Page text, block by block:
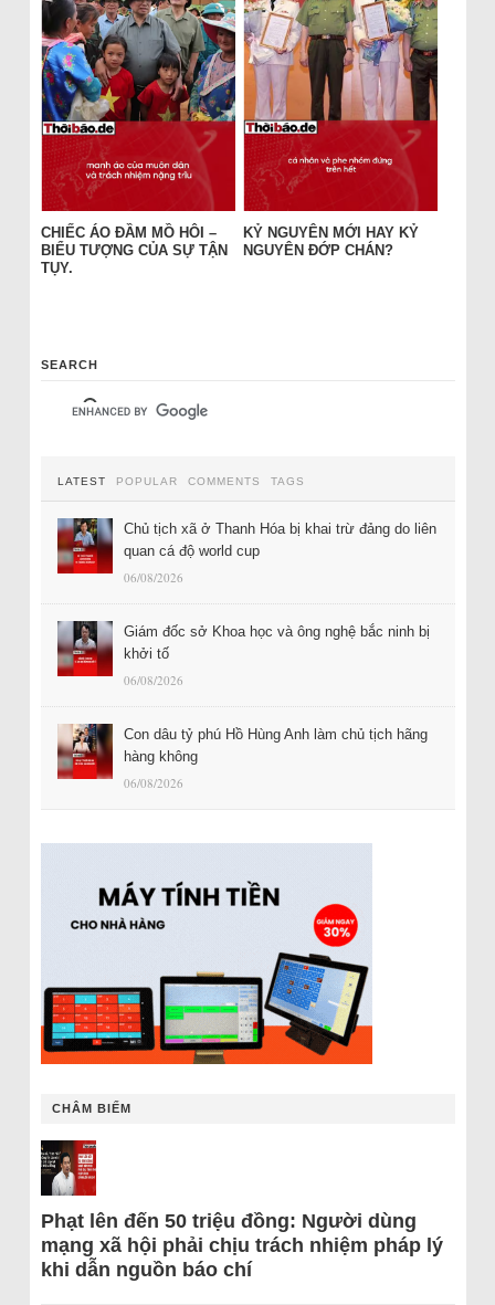
CHIẾC ÁO ĐẦM MỒ HÔI –
BIỂU TƯỢNG CỦA SỰ TẬN
TỤY.
KỶ NGUYÊN MỚI HAY KỶ
NGUYÊN ĐỚP CHÁN?
SEARCH
LATEST POPULAR COMMENTS TAGS
Chủ tịch xã ở Thanh Hóa bị khai trừ đảng do liên
quan cá độ world cup
06/08/2026
Giám đốc sở Khoa học và ông nghệ bắc ninh bị
khởi tố
06/08/2026
Con dâu tỷ phú Hồ Hùng Anh làm chủ tịch hãng
hàng không
06/08/2026
CHÂM BIẾM
Phạt lên đến 50 triệu đồng: Người dùng
mạng xã hội phải chịu trách nhiệm pháp lý
khi dẫn nguồn báo chí